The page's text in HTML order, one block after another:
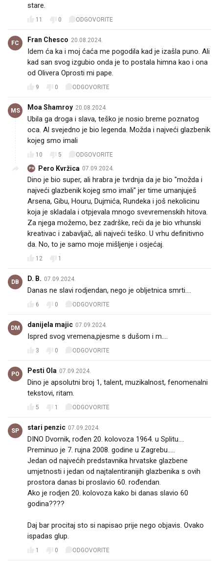
stare.
11 0 ODGOVORITE
FC Fran Chesco 20.08.2024.
Idem ća ka i moj ćaća me pogodila kad je izašla puno. Ali
kad san svog izgubio onda je to postala himna kao i ona
od Olivera Oprosti mi pape.
9 0 ODGOVORITE
MS Moa Shamroy 20.08.2024.
Ubila ga droga i slava, teško je nosio breme poznatog
oca. Al svejedno je bio legenda. Možda i najveći glazbenik
kojeg smo imali
10 5 ODGOVORITE
PK Pero Kvržica 07.09.2024.
Dino je bio super, ali hrabra je tvrdnja da je bio "možda i
najveći glazbenik kojeg smo imali" jer time umanjuješ
Arsena, Gibu, Houru, Dujmića, Rundeka i još nekolicinu
koja je skladala i otpjevala mnogo svevremenskih hitova.
Za njega možemo, bez zadrške, reći da je bio vrhunski
kreativac i zabavljač, ali najveći teško. U vrhu definitivno
da. No, to je samo moje mišljenje i osjećaj.
12 1
DB D. B. 07.09.2024.
Danas ne slavi rodjendan, nego je obljetnica smrti....
6 0 ODGOVORITE
DM danijela majic 07.09.2024.
Ispred svog vremena,pjesme s dušom i m....
3 0 ODGOVORITE
PO Pesti Ola 07.09.2024.
Dino je apsolutni broj 1, talent, muzikalnost, fenomenalni
tekstovi, ritam.
5 1 ODGOVORITE
SP stari penzic 07.09.2024.
DINO Dvornik, rođen 20. kolovoza 1964. u Splitu....
Preminuo je 7. rujna 2008. godine u Zagrebu.....
Jedan od najvećih predstavnika hrvatske glazbene
umjetnosti i jedan od najtalentiranijih glazbenika s ovih
prostora danas bi proslavio 60. rođendan.
Ako je rodjen 20. kolovoza kako bi danas slavio 60
godina????
Daj bar procitaj sto si napisao prije nego objavis. Ovako
ispadas glup.
1 0 ODGOVORITE